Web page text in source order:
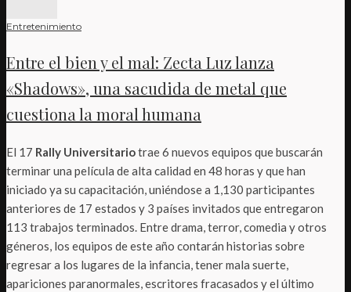
Entretenimiento
Entre el bien y el mal: Zecta Luz lanza
«Shadows», una sacudida de metal que
cuestiona la moral humana
El 17 Rally Universitariotrae 6 nuevos equipos que buscarán
terminar una película de alta calidad en 48 horas y que han
iniciado ya su capacitación, uniéndose a 1,130 participantes
anteriores de 17 estados y 3 países invitados que entregaron
113 trabajos terminados. Entre drama, terror, comedia y otros
géneros, los equipos de este año contarán historias sobre
regresar a los lugares de la infancia, tener mala suerte,
apariciones paranormales, escritores fracasados y el último